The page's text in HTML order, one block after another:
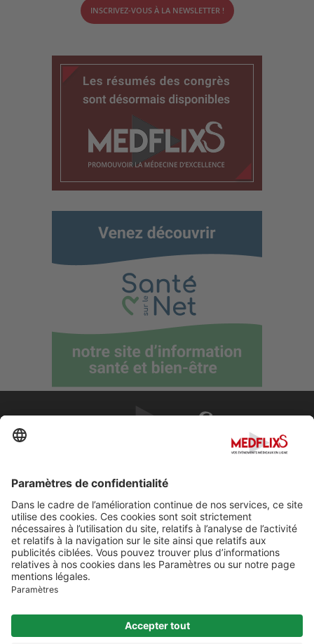
INSCRIVEZ-VOUS À LA NEWSLETTER !
À propos de MedflixS®
Aide
Contact
Mentions légales